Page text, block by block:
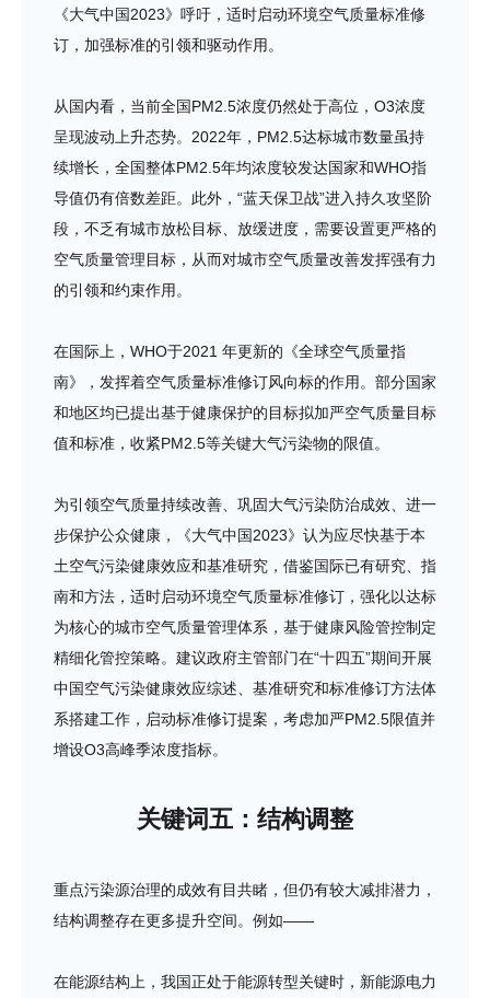
《大气中国2023》呼吁，适时启动环境空气质量标准修
订，加强标准的引领和驱动作用。
从国内看，当前全国PM2.5浓度仍然处于高位，O3浓度
呈现波动上升态势。2022年，PM2.5达标城市数量虽持
续增长，全国整体PM2.5年均浓度较发达国家和WHO指
导值仍有倍数差距。此外，“蓝天保卫战”进入持久攻坚阶
段，不乏有城市放松目标、放缓进度，需要设置更严格的
空气质量管理目标，从而对城市空气质量改善发挥强有力
的引领和约束作用。
在国际上，WHO于2021 年更新的《全球空气质量指
南》，发挥着空气质量标准修订风向标的作用。部分国家
和地区均已提出基于健康保护的目标拟加严空气质量目标
值和标准，收紧PM2.5等关键大气污染物的限值。
为引领空气质量持续改善、巩固大气污染防治成效、进一
步保护公众健康，《大气中国2023》认为应尽快基于本
土空气污染健康效应和基准研究，借鉴国际已有研究、指
南和方法，适时启动环境空气质量标准修订，强化以达标
为核心的城市空气质量管理体系，基于健康风险管控制定
精细化管控策略。建议政府主管部门在“十四五”期间开展
中国空气污染健康效应综述、基准研究和标准修订方法体
系搭建工作，启动标准修订提案，考虑加严PM2.5限值并
增设O3高峰季浓度指标。
关键词五：结构调整
重点污染源治理的成效有目共睹，但仍有较大减排潜力，
结构调整存在更多提升空间。例如——
在能源结构上，我国正处于能源转型关键时，新能源电力